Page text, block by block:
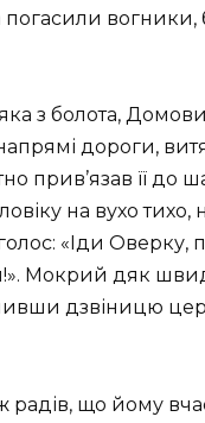
вогники,
з болота,
дороги,
прив’язав її до
на вухо тихо,
«Іди Оверку,
Мокрий дяк
дзвіницю
радів, що йому